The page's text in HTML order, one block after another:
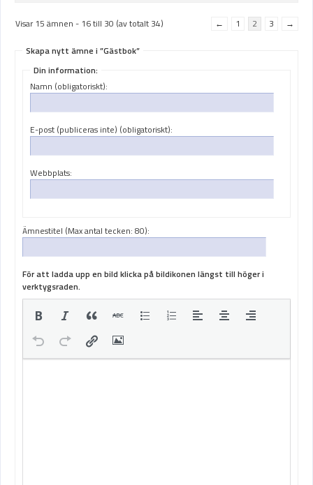
Visar 15 ämnen - 16 till 30 (av totalt 34) ← 1 2 3 →
Skapa nytt ämne i ”Gästbok”
Din information:
Namn (obligatoriskt):
E-post (publiceras inte) (obligatoriskt):
Webbplats:
Ämnestitel (Max antal tecken: 80):
För att ladda upp en bild klicka på bildikonen längst till höger i
verktygsraden.